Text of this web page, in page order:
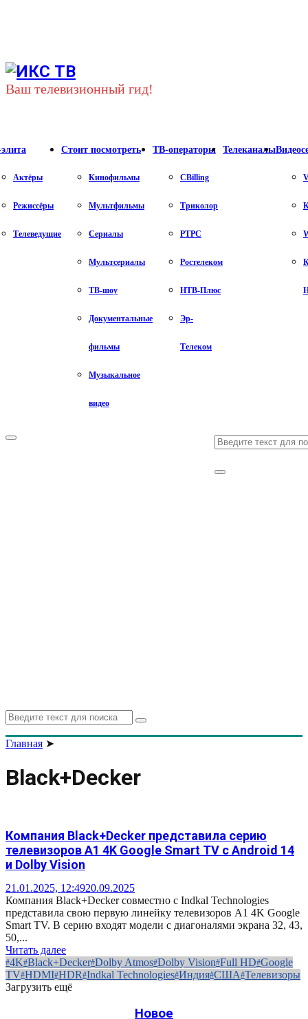
Ваш телевизионный гид!
Актёры
Режиссёры
Телеведущие
Стоит посмотреть
Кинофильмы
Мультфильмы
Сериалы
Мультсериалы
ТВ-шоу
Документальные
фильмы
Музыкальное
видео
ТВ-операторы
CBilling
Триколор
РТРС
Ростелеком
НТВ-Плюс
Эр-
Телеком
Телеканалы
Search
for:
Search
Primary
Search
for:
Search
Главная ➤
Black+Decker
Компания Black+Decker представила серию
телевизоров A1 4K Google Smart TV с Android 14
и Dolby Vision
21.01.2025, 12:4920.09.2025
Компания Black+Decker совместно с Indkal Technologies
представила свою первую линейку телевизоров A1 4K Google
Smart TV. В серию входят модели с диагоналями экрана 32, 43,
50,...
Читать далее
4K Black+Decker Dolby Atmos Dolby Vision Full HD Google
TV HDMI HDR Indkal Technologies Индия США Телевизоры
Загрузить ещё
Новое